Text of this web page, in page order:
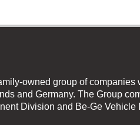
owned group of
and Germany. The Group
Division and Be-Ge Vehicle